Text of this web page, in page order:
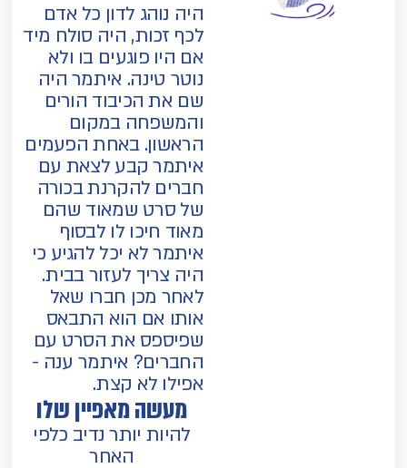
היה נוהג לדון כל אדם
לכף זכות, היה סולח מיד
אם היו פוגעים בו ולא
נוטר טינה. איתמר היה
שם את הכיבוד הורים
והמשפחה במקום
הראשון. באחת הפעמים
איתמר קבע לצאת עם
חברים להקרנת בכורה
של סרט שמאוד שהם
מאוד חיכו לו לבסוף
איתמר לא יכל להגיע כי
היה צריך לעזור בבית.
לאחר מכן חברו שאל
אותו אם הוא התבאס
שפיספס את הסרט עם
החברים? איתמר ענה -
אפילו לא קצת.
מעשה מאפיין שלו
להיות יותר נדיב כלפי
האחר